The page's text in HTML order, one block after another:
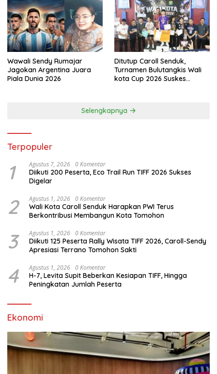
Wawali Sendy Rumajar
Jagokan Argentina Juara
Piala Dunia 2026
Ditutup Caroll Senduk,
Turnamen Bulutangkis Wali
kota Cup 2026 Suskes
Selengkapnya
Terpopuler
1 Agustus 7, 2026 0 Komentar
Diikuti 200 Peserta, Eco Trail Run TIFF 2026 Sukses
Digelar
2 Agustus 1, 2026 0 Komentar
Wali Kota Caroll Senduk Harapkan PWI Terus
Berkontribusi Membangun Kota Tomohon
3 Agustus 1, 2026 0 Komentar
Diikuti 125 Peserta Rally Wisata TIFF 2026, Caroll-Sendy
Apresiasi Terrano Tomohon Sakti
4 Agustus 1, 2026 0 Komentar
H-7, Levita Supit Beberkan Kesiapan TIFF, Hingga
Peningkatan Jumlah Peserta
Ekonomi